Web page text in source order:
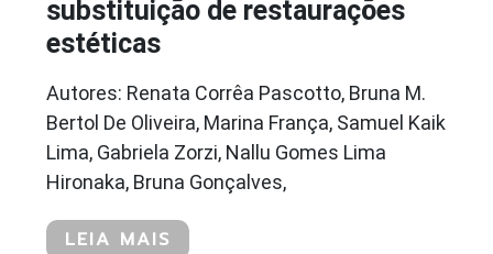
substituição de restaurações
estéticas
Autores: Renata Corrêa Pascotto, Bruna M.
Bertol De Oliveira, Marina França, Samuel Kaik
Lima, Gabriela Zorzi, Nallu Gomes Lima
Hironaka, Bruna Gonçalves,
LEIA MAIS